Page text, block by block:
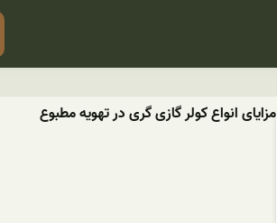
مزایای انواع کولر گازی گری در تهویه مطبوع